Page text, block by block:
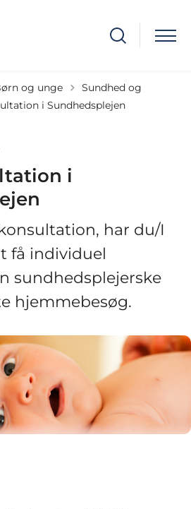
og unge Tilbage til
Sundhed og
i Sundhedsplejen
i
har du/I
få individuel
sundhedsplejerske
hjemmebesøg.